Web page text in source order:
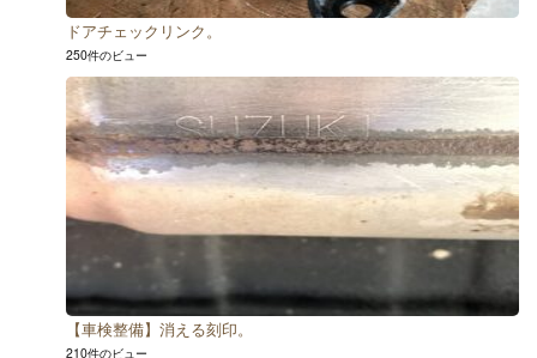
ドアチェックリンク。
250件のビュー
【車検整備】消える刻印。
210件のビュー